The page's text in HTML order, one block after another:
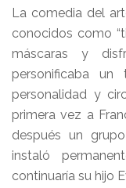
La comedia del
conocidos como
máscaras y
personificaba
personalidad y
primera vez a
después un
instaló
continuaría su hijo